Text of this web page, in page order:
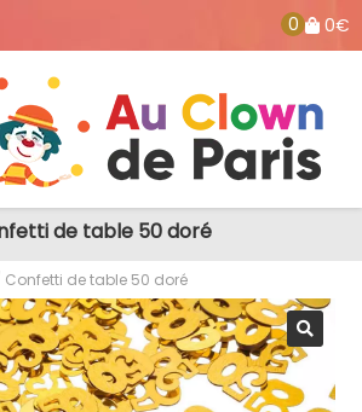
0 0€
de table 50 doré
Confetti de table 50 doré